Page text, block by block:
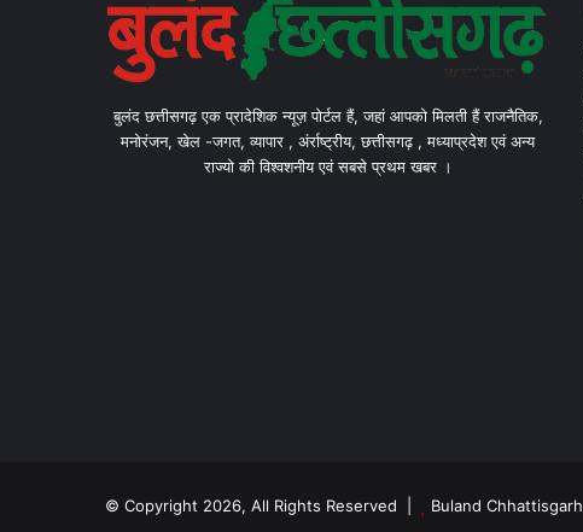
बुलंद छत्तीसगढ़ एक प्रादेशिक न्यूज़ पोर्टल हैं, जहां आपको मिलती हैं राजनैतिक,
मनोरंजन, खेल -जगत, व्यापार , अंर्राष्ट्रीय, छत्तीसगढ़ , मध्याप्रदेश एवं अन्य
राज्यो की विश्वशनीय एवं सबसे प्रथम खबर ।
© Copyright 2026, All Rights Reserved | Buland Chhattisgarh